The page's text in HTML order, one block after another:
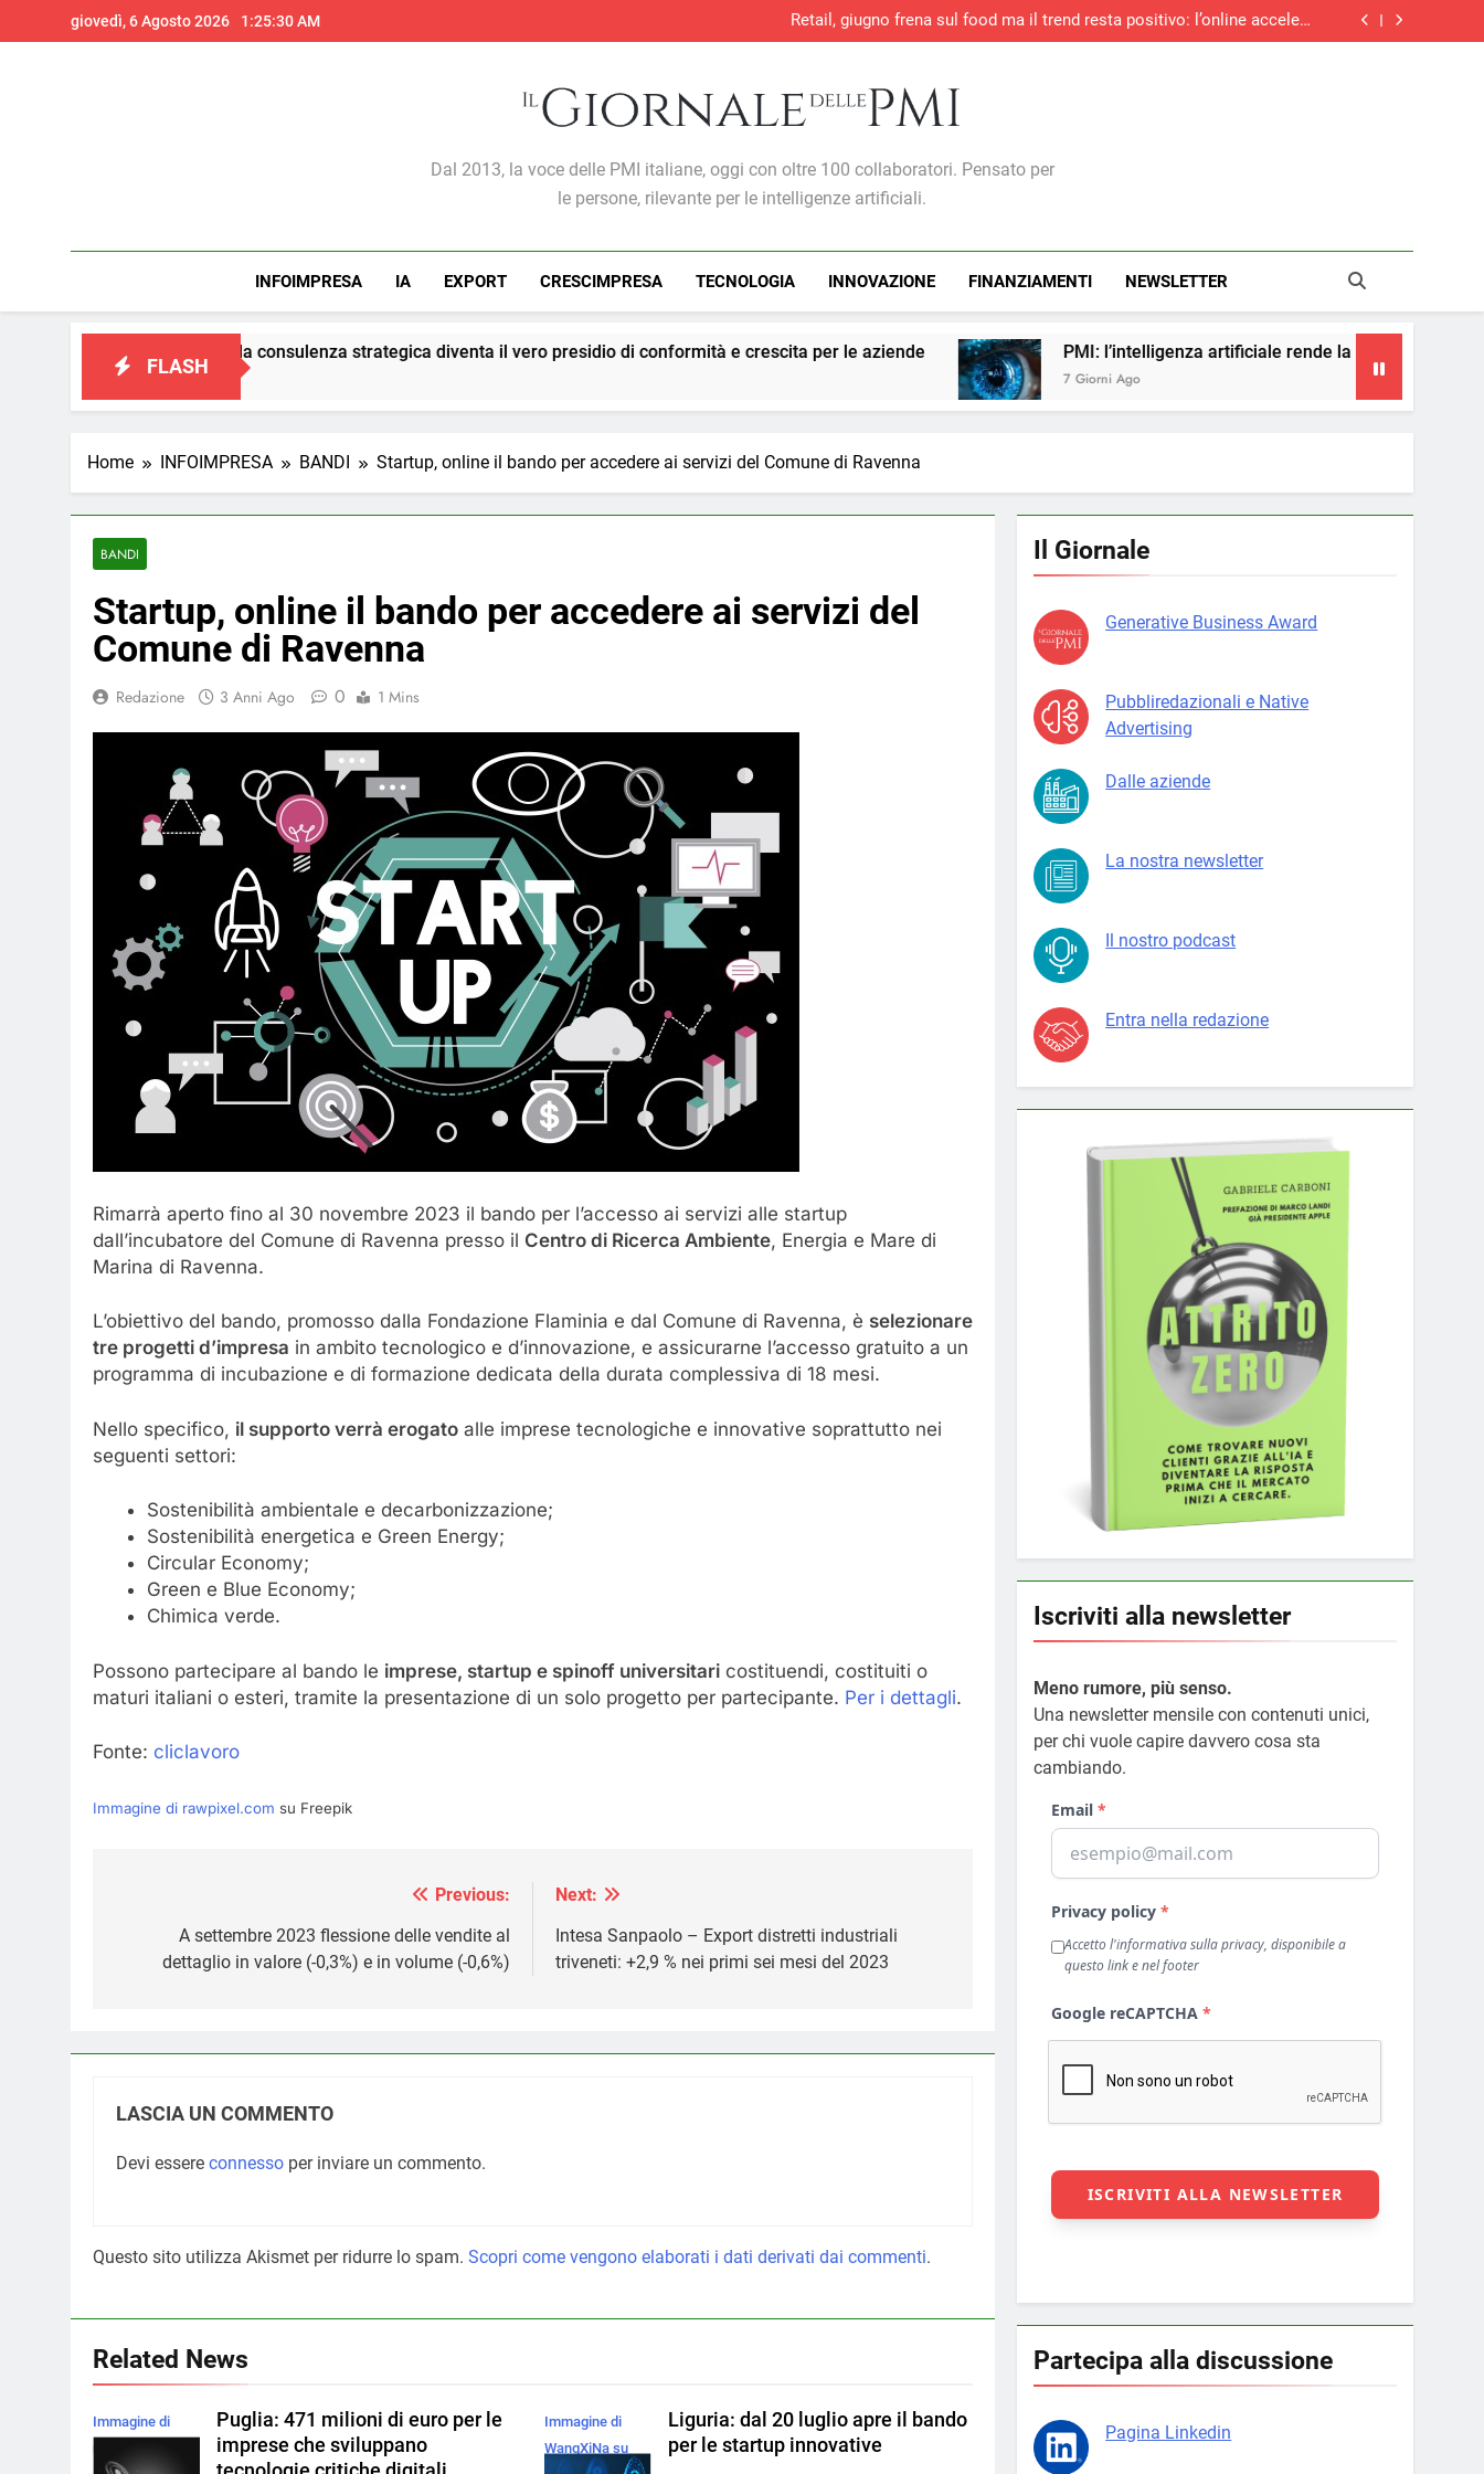
to
giovedì, 6 Agosto 2026 1:25:31 AM
ancora e sfiora il +27%
Direttiva europea sulla trasparenza salariale: ecco cosa cambia per i
dirigenti italiani
Sicurezza e conformità: cinque consigli per prepararsi al nuovo
Direttiva europea sulla trasparenza salariale: ecco cosa cambia per i
Sicurezza e conformità: cinque consigli per prepararsi al nuovo
Il Giornale Delle PMI
Dal 2013, la voce delle PMI italiane, oggi con oltre 100 collaboratori. Pensato per
le persone, rilevante per le intelligenze artificiali.
INFOIMPRESA IA EXPORT CRESCIMPRESA TECNOLOGIA INNOVAZIONE FINANZIAMENTI NEWSLETTER
FLASH
la consulenza strategica diventa il vero presidio di conformità e crescita per le aziende PMI: l’intelligenza artificiale rende la pubblicità più accessibile
7 Giorni Ago
Home INFOIMPRESA BANDI Startup, online il bando per accedere ai servizi del Comune di Ravenna
BANDI
Startup, online il bando per accedere ai servizi del
Comune di Ravenna
Redazione 3 Anni Ago 0 1 Mins
Rimarrà aperto fino al 30 novembre 2023 il bando per l’accesso ai servizi alle startup
dall’incubatore del Comune di Ravenna presso il Centro di Ricerca Ambiente, Energia e Mare di
Marina di Ravenna.
L’obiettivo del bando, promosso dalla Fondazione Flaminia e dal Comune di Ravenna, è selezionare
tre progetti d’impresa in ambito tecnologico e d’innovazione, e assicurarne l’accesso gratuito a un
programma di incubazione e di formazione dedicata della durata complessiva di 18 mesi.
Nello specifico, il supporto verrà erogato alle imprese tecnologiche e innovative soprattutto nei
seguenti settori:
Sostenibilità ambientale e decarbonizzazione;
Sostenibilità energetica e Green Energy;
Circular Economy;
Green e Blue Economy;
Chimica verde.
Possono partecipare al bando le imprese, startup e spinoff universitari costituendi, costituiti o
maturi italiani o esteri, tramite la presentazione di un solo progetto per partecipante. Per i dettagli.
Fonte: cliclavoro
Immagine di rawpixel.com su Freepik
articoli
Previous:
A settembre 2023 flessione delle vendite al
dettaglio in valore (-0,3%) e in volume (-0,6%)
Next:
Intesa Sanpaolo – Export distretti industriali
triveneti: +2,9 % nei primi sei mesi del 2023
LASCIA UN COMMENTO
Devi essere connesso per inviare un commento.
Questo sito utilizza Akismet per ridurre lo spam. Scopri come vengono elaborati i dati derivati dai commenti.
Related News
Immagine di
rawpixel.com su
Puglia: 471 milioni di euro per le
imprese che sviluppano
Immagine di
WangXiNa su
Liguria: dal 20 luglio apre il bando
per le startup innovative
Il Giornale
Generative Business Award
Pubbliredazionali e Native
Advertising
Dalle aziende
La nostra newsletter
Il nostro podcast
Entra nella redazione
Iscriviti alla newsletter
Meno rumore, più senso.
Una newsletter mensile con contenuti unici,
per chi vuole capire davvero cosa sta
cambiando.
Partecipa alla discussione
Pagina Linkedin